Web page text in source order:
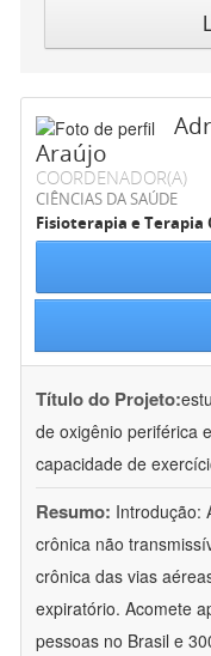
Araújo
COORDENADOR(A)
CIÊNCIAS DA SAÚDE
Fisioterapia e Terapia
Título do Projeto:
de oxigênio periférica
capacidade de
Resumo: Introdução:
crônica não
crônica das vias
expiratório. Acomete
pessoas no Brasil e